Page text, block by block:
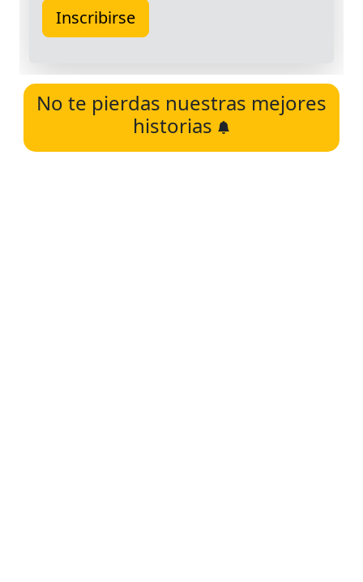
No te pierdas nuestras mejores
historias